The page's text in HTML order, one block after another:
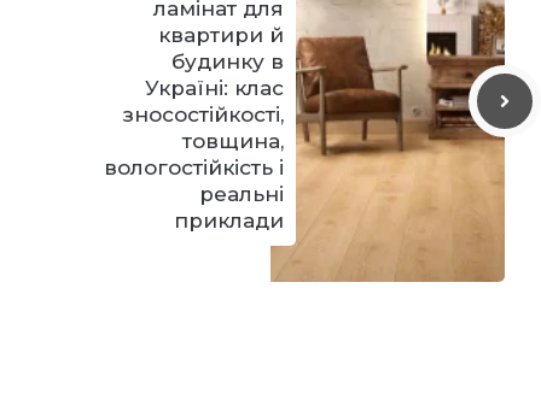
ламінат для
квартири й
будинку в
Україні: клас
зносостійкості,
товщина,
вологостійкість і
реальні
приклади